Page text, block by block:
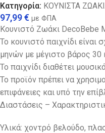
Κατηγορία: ΚΟΥΝΙΣΤΑ
97,99€ με ΦΠΑ
Κουνιστό Ζωάκι DecoBebe
Το κουνιστό παιχνίδι
μηνών με μέγιστο βάρος 30
Το παιχνίδι διαθέτει
Το προϊόν πρέπει να
επιφάνειες και υπό την
Διαστάσεις –
Υλικά: χοντρό βελούδο,